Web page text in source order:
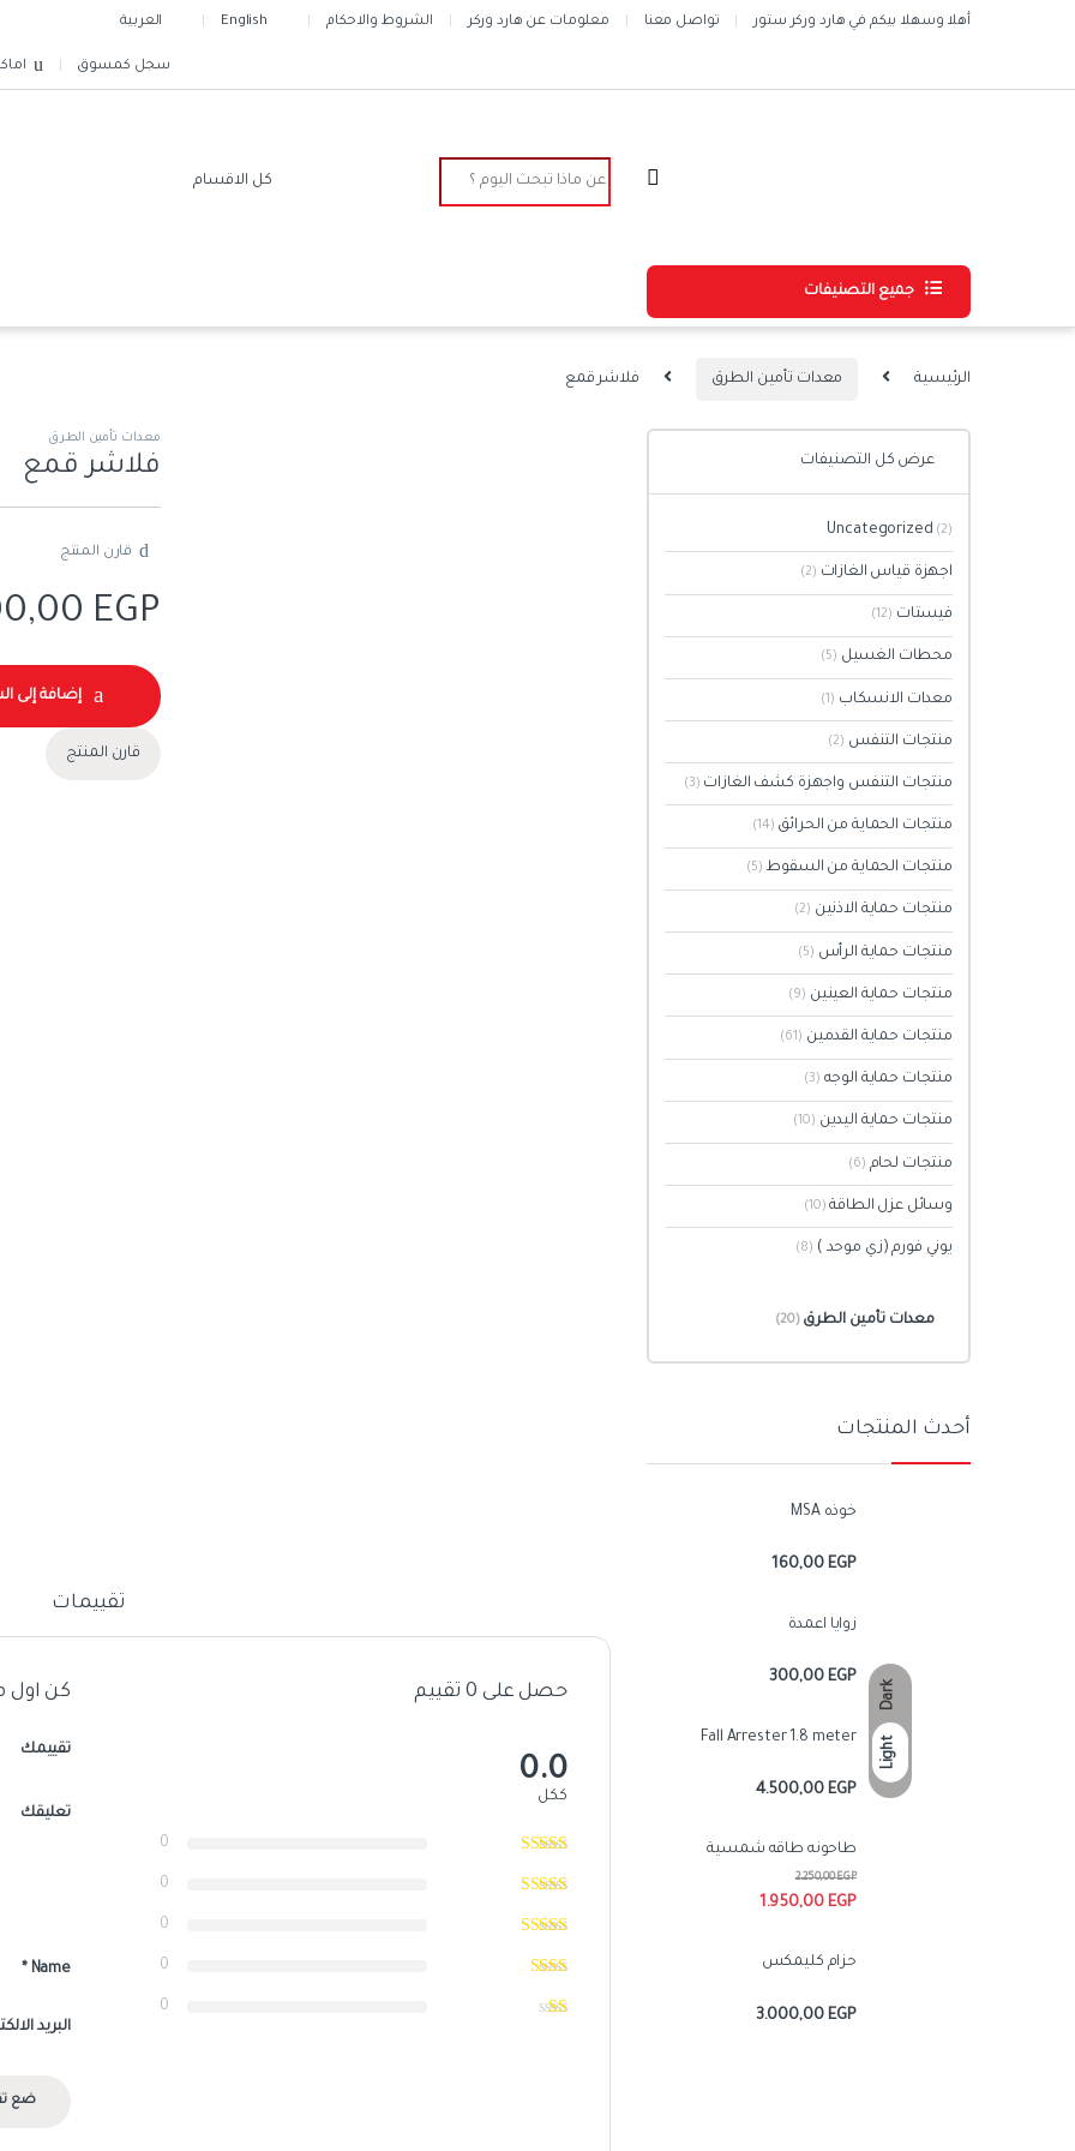
Dark
Light
Skip to navigation
Skip to content
أهلا وسهلا بيكم في هارد وركر ستور تواصل معنا معلومات عن هارد وركر الشروط والاحكام English العربية
سجل كمسوق
جميع التصنيفات
الرئيسية معدات تأمين الطرق فلاشر قمع
معدات تأمين الطرق
فلاشر قمع
قارن المنتج
EGP
إضافة إلى
قارن المنتج
تقييمات
حصل على 0 تقييم
0.0
ككل
0
0
0
0
0
كن اول
تقييمك
تعليقك
Name
*
البريد
عرض كل التصنيفات
Uncategorized (2)
اجهزة قياس الغازات (2)
فيستات (12)
محطات الغسيل (5)
معدات الانسكاب (1)
منتجات التنفس (2)
منتجات التنفس واجهزة كشف الغازات (3)
منتجات الحماية من الحرائق (14)
منتجات الحماية من السقوط (5)
منتجات حماية الاذنين (2)
منتجات حماية الرأس (5)
منتجات حماية العينين (9)
منتجات حماية القدمين (61)
منتجات حماية الوجه (3)
منتجات حماية اليدين (10)
منتجات لحام (6)
وسائل عزل الطاقة (10)
يوني فورم (زي موحد ) (8)
معدات تأمين الطرق(20)
أحدث المنتجات
خوذه MSA
160,00EGP
زوايا اعمدة
300,00EGP
Fall Arrester 1.8 meter
4.500,00EGP
طاحونه طاقه شمسية
1.950,00EGP
2.250,00EGP
حزام كليمكس
3.000,00EGP